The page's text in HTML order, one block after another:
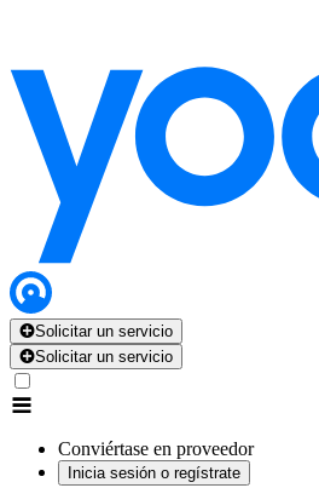
Solicitar un servicio
Solicitar un servicio
Conviértase en proveedor
Inicia sesión o regístrate